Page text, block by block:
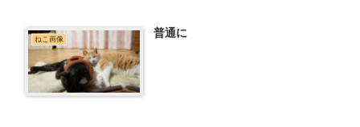
ねこ画像 普通に